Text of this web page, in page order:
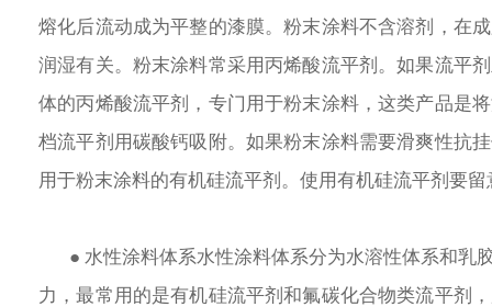
熔化后流动成为平整的漆膜。粉末涂料不含溶剂，在
润湿有关。粉末涂料常采用丙烯酸流平剂。如果流平
体的丙烯酸流平剂，专门用于粉末涂料，这类产品是
档流平剂用碳酸钙吸附。如果粉末涂料需要滑爽性抗
用于粉末涂料的有机硅流平剂。使用有机硅流平剂要
● 水性涂料体系水性涂料体系分为水溶性体系和乳
力，最常用的是有机硅流平剂和氟碳化合物类流平剂